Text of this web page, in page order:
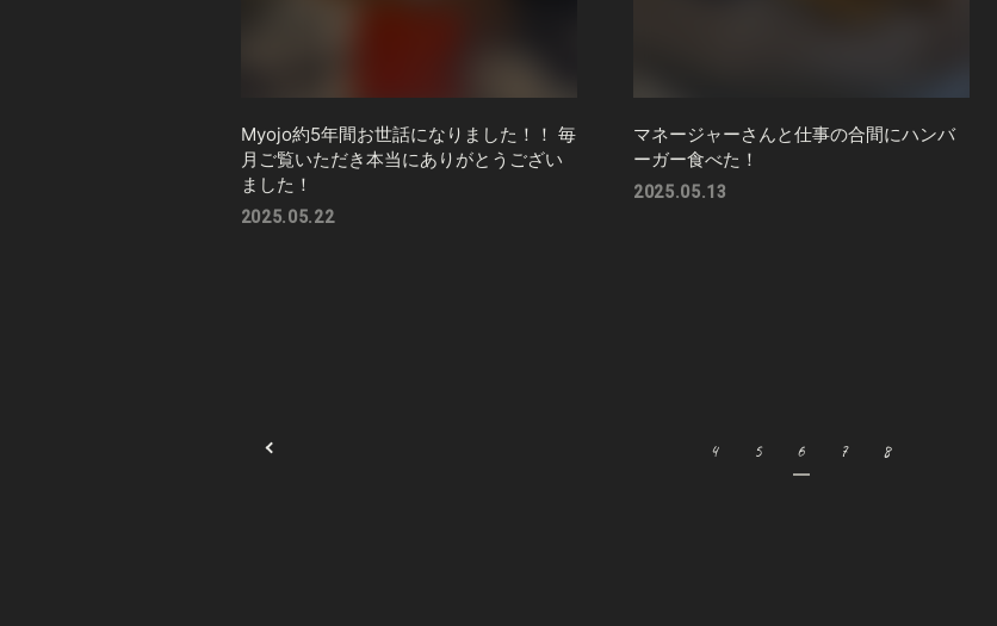
Myojo約5年間お世話になりました！！ 毎
月ご覧いただき本当にありがとうござい
ました！
2025.05.22
マネージャーさんと仕事の合間にハンバ
ーガー食べた！
2025.05.13
4 5 6 7 8